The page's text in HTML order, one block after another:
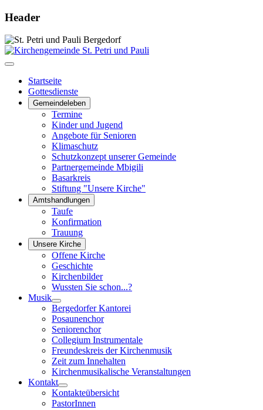
Header
Startseite
Gottesdienste
Gemeindeleben
Termine
Kinder und Jugend
Angebote für Senioren
Klimaschutz
Schutzkonzept unserer Gemeinde
Partnergemeinde Mbigili
Basarkreis
Stiftung "Unsere Kirche"
Amtshandlungen
Taufe
Konfirmation
Trauung
Unsere Kirche
Offene Kirche
Geschichte
Kirchenbilder
Wussten Sie schon...?
Musik
Bergedorfer Kantorei
Posaunenchor
Seniorenchor
Collegium Instrumentale
Freundeskreis der Kirchenmusik
Zeit zum Innehalten
Kirchenmusikalische Veranstaltungen
Kontakt
Kontakteübersicht
PastorInnen